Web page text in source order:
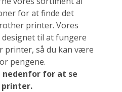
for at finde det
printer. Vores
til at fungere
printer, så du kan være
pengene.
nedenfor for at se